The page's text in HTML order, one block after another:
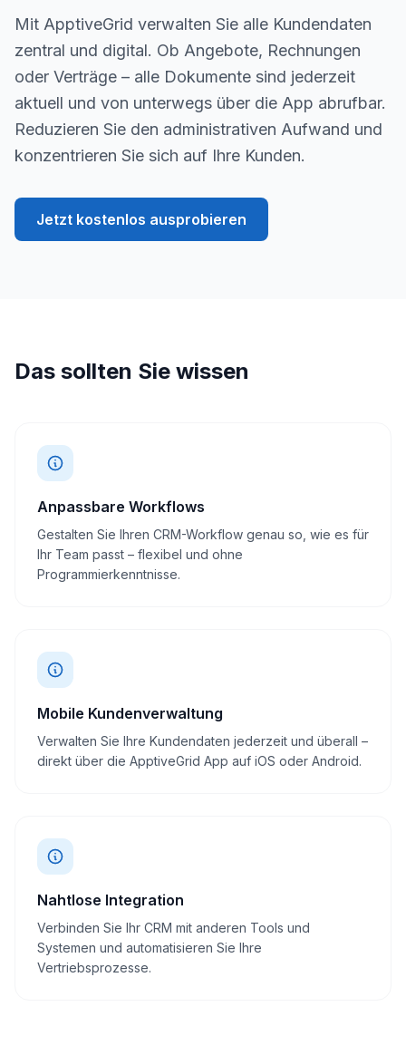
Mit ApptiveGrid verwalten Sie alle Kundendaten
zentral und digital. Ob Angebote, Rechnungen
oder Verträge – alle Dokumente sind jederzeit
aktuell und von unterwegs über die App abrufbar.
Reduzieren Sie den administrativen Aufwand und
konzentrieren Sie sich auf Ihre Kunden.
Jetzt kostenlos ausprobieren
Das sollten Sie wissen
Anpassbare Workflows
Gestalten Sie Ihren CRM-Workflow genau so, wie es für
Ihr Team passt – flexibel und ohne
Programmierkenntnisse.
Mobile Kundenverwaltung
Verwalten Sie Ihre Kundendaten jederzeit und überall –
direkt über die ApptiveGrid App auf iOS oder Android.
Nahtlose Integration
Verbinden Sie Ihr CRM mit anderen Tools und
Systemen und automatisieren Sie Ihre
Vertriebsprozesse.